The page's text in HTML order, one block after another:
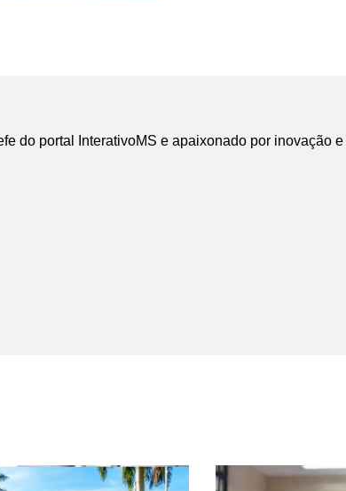
do portal InterativoMS e apaixonado por inovação